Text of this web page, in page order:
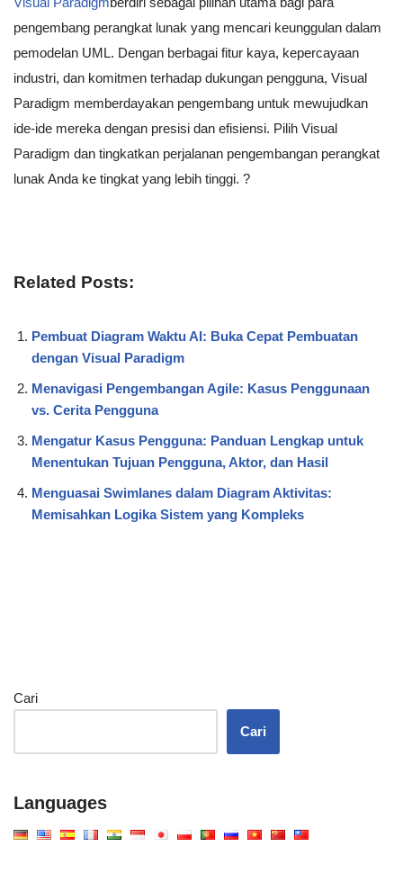
pengembang perangkat lunak yang mencari keunggulan dalam
pemodelan UML. Dengan berbagai fitur kaya, kepercayaan
industri, dan komitmen terhadap dukungan pengguna, Visual
Paradigm memberdayakan pengembang untuk mewujudkan
ide-ide mereka dengan presisi dan efisiensi. Pilih Visual
Paradigm dan tingkatkan perjalanan pengembangan perangkat
lunak Anda ke tingkat yang lebih tinggi. ?
Related Posts:
Pembuat Diagram Waktu AI: Buka Cepat Pembuatan
dengan Visual Paradigm
Menavigasi Pengembangan Agile: Kasus Penggunaan
vs. Cerita Pengguna
Mengatur Kasus Pengguna: Panduan Lengkap untuk
Menentukan Tujuan Pengguna, Aktor, dan Hasil
Menguasai Swimlanes dalam Diagram Aktivitas:
Memisahkan Logika Sistem yang Kompleks
Cari
Cari
Languages